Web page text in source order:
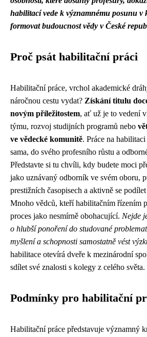
habilitací vede k významnému posunu v
formovat budoucnost vědy v České
Proč psát habilitační práci
Habilitační práce, vrchol akademické
náročnou cestu vydat? Získání titulu
novým příležitostem, ať už je to vedení
týmu, rozvoj studijních programů nebo
ve vědecké komunitě. Práce na
sama, do svého profesního růstu a
Představte si tu chvíli, kdy budete moci
jako uznávaný odborník ve svém oboru,
prestižních časopisech a aktivně se
Mnoho vědců, kteří habilitačním řízením
proces jako nesmírně obohacující. Nejde
o hlubší ponoření do studované
myšlení a schopnosti samostatně vést
habilitace otevírá dveře k mezinárodní
sdílet své znalosti s kolegy z celého světa.
Podmínky pro habilitační
Habilitační práce představuje významný